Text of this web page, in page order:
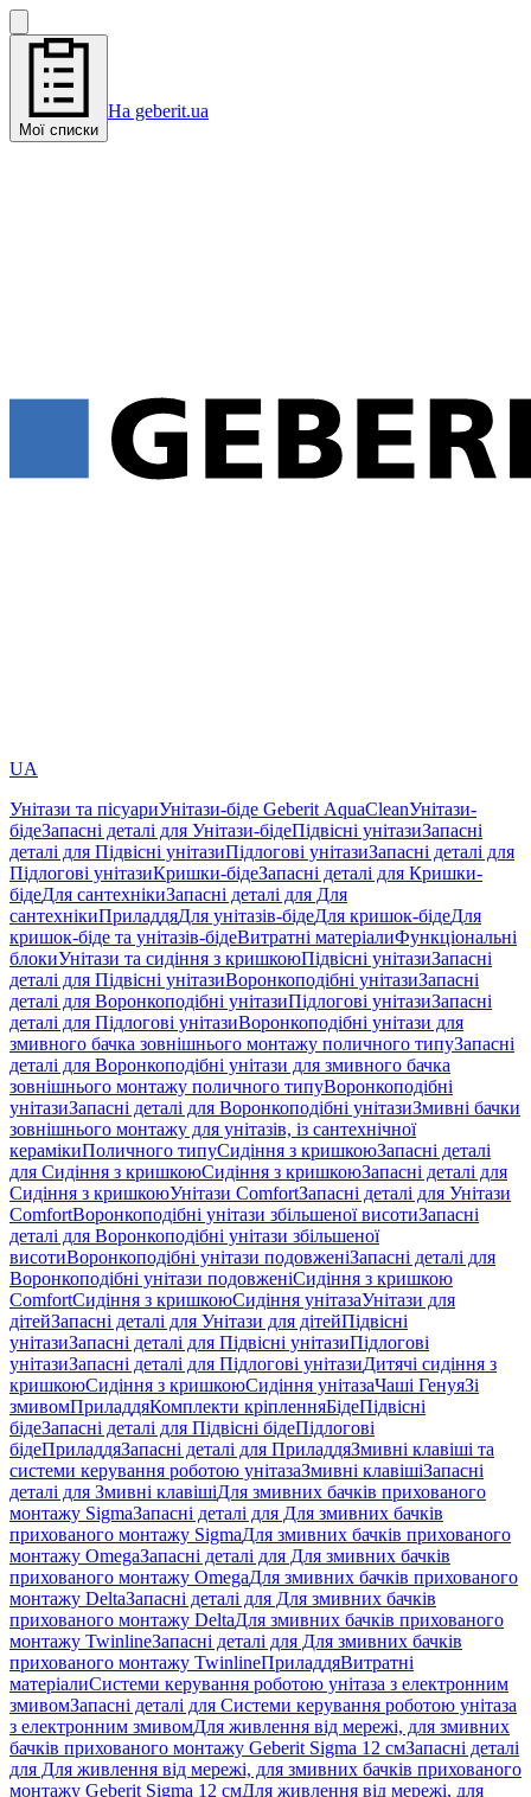
Мої списки
На geberit.ua
UA
Унітази та пісуариУнітази-біде Geberit AquaCleanУнітази-
бідеЗапасні деталі для Унітази-бідеПідвісні унітазиЗапасні
деталі для Підвісні унітазиПідлогові унітазиЗапасні деталі для
Підлогові унітазиКришки-бідеЗапасні деталі для Кришки-
бідеДля сантехнікиЗапасні деталі для Для
сантехнікиПриладдяДля унітазів-бідеДля кришок-бідеДля
кришок-біде та унітазів-бідеВитратні матеріалиФункціональні
блокиУнітази та сидіння з кришкоюПідвісні унітазиЗапасні
деталі для Підвісні унітазиВоронкоподібні унітазиЗапасні
деталі для Воронкоподібні унітазиПідлогові унітазиЗапасні
деталі для Підлогові унітазиВоронкоподібні унітази для
змивного бачка зовнішнього монтажу поличного типуЗапасні
деталі для Воронкоподібні унітази для змивного бачка
зовнішнього монтажу поличного типуВоронкоподібні
унітазиЗапасні деталі для Воронкоподібні унітазиЗмивні бачки
зовнішнього монтажу для унітазів, із сантехнічної
керамікиПоличного типуСидіння з кришкоюЗапасні деталі
для Сидіння з кришкоюСидіння з кришкоюЗапасні деталі для
Сидіння з кришкоюУнітази ComfortЗапасні деталі для Унітази
ComfortВоронкоподібні унітази збільшеної висотиЗапасні
деталі для Воронкоподібні унітази збільшеної
висотиВоронкоподібні унітази подовженіЗапасні деталі для
Воронкоподібні унітази подовженіСидіння з кришкою
ComfortСидіння з кришкоюСидіння унітазаУнітази для
дітейЗапасні деталі для Унітази для дітейПідвісні
унітазиЗапасні деталі для Підвісні унітазиПідлогові
унітазиЗапасні деталі для Підлогові унітазиДитячі сидіння з
кришкоюСидіння з кришкоюСидіння унітазаЧаші ГенуяЗі
змивомПриладдяКомплекти кріпленняБідеПідвісні
бідеЗапасні деталі для Підвісні бідеПідлогові
бідеПриладдяЗапасні деталі для ПриладдяЗмивні клавіші та
системи керування роботою унітазаЗмивні клавішіЗапасні
деталі для Змивні клавішіДля змивних бачків прихованого
монтажу SigmaЗапасні деталі для Для змивних бачків
прихованого монтажу SigmaДля змивних бачків прихованого
монтажу OmegaЗапасні деталі для Для змивних бачків
прихованого монтажу OmegaДля змивних бачків прихованого
монтажу DeltaЗапасні деталі для Для змивних бачків
прихованого монтажу DeltaДля змивних бачків прихованого
монтажу TwinlineЗапасні деталі для Для змивних бачків
прихованого монтажу TwinlineПриладдяВитратні
матеріалиСистеми керування роботою унітаза з електронним
змивомЗапасні деталі для Системи керування роботою унітаза
з електронним змивомДля живлення від мережі, для змивних
бачків прихованого монтажу Geberit Sigma 12 смЗапасні деталі
для Для живлення від мережі, для змивних бачків прихованого
монтажу Geberit Sigma 12 смДля живлення від мережі, для